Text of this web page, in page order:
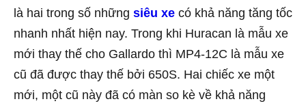
là hai trong số những siêu xe có khả năng tăng tốc
nhanh nhất hiện nay. Trong khi Huracan là mẫu xe
mới thay thế cho Gallardo thì MP4-12C là mẫu xe
cũ đã được thay thế bởi 650S. Hai chiếc xe một
mới, một cũ này đã có màn so kè về khả năng